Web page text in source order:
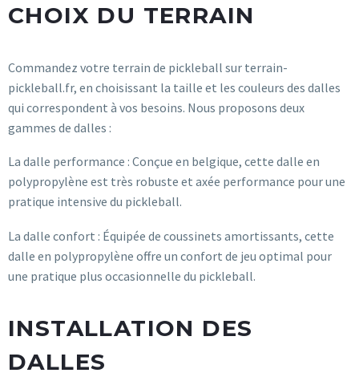
CHOIX DU TERRAIN
Commandez votre terrain de pickleball sur terrain-
pickleball.fr, en choisissant la taille et les couleurs des dalles
qui correspondent à vos besoins. Nous proposons deux
gammes de dalles :
La dalle performance : Conçue en belgique, cette dalle en
polypropylène est très robuste et axée performance pour une
pratique intensive du pickleball.
La dalle confort : Équipée de coussinets amortissants, cette
dalle en polypropylène offre un confort de jeu optimal pour
une pratique plus occasionnelle du pickleball.
INSTALLATION DES
DALLES